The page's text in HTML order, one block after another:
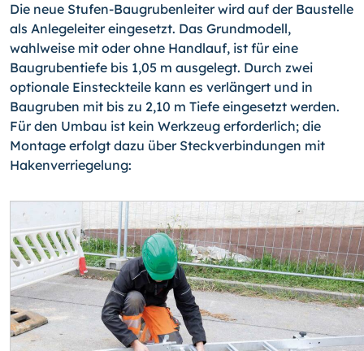
Die neue Stufen-Baugrubenleiter wird auf der Baustelle
als Anlegeleiter eingesetzt. Das Grundmodell,
wahlweise mit oder ohne Handlauf, ist für eine
Baugrubentiefe bis 1,05 m ausgelegt. Durch zwei
optionale Einsteckteile kann es verlängert und in
Baugruben mit bis zu 2,10 m Tiefe eingesetzt werden.
Für den Umbau ist kein Werkzeug erforderlich; die
Montage erfolgt dazu über Steckverbindungen mit
Hakenverriegelung: